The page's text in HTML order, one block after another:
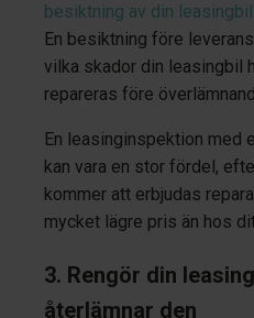
besiktning av din leasingbil
En besiktning före
vilka skador din leasingbil
repareras före
En leasinginspektion med
kan vara en stor fördel,
kommer att erbjudas
mycket lägre pris än hos
3. Rengör din
återlämnar den